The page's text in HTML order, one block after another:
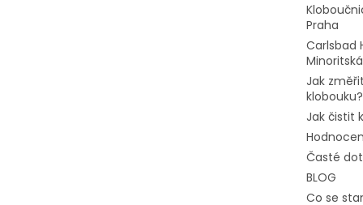
Praha
Carlsbad
Jak
klobouku?
Jak čistit
Časté
BLOG
Co se